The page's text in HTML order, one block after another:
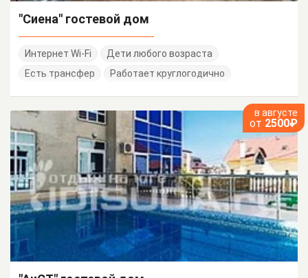
"Сиена" гостевой дом
Интернет Wi-Fi
Дети любого возраста
Есть трансфер
Работает круглогодично
в августе
от 2500₽